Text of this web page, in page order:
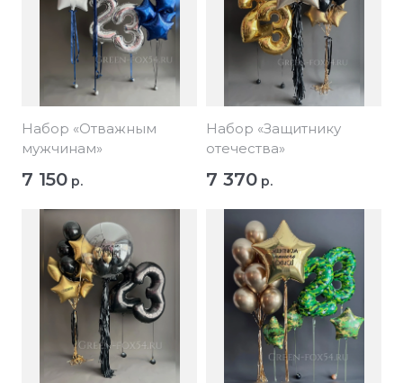
Набор «Отважным
мужчинам»
7 150 р.
Набор «Защитнику
отечества»
7 370 р.